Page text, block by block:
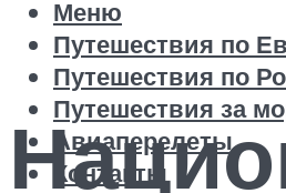
Путешествия по
Путешествия по
Путешествия за
Авиаперелеты
Контакты
Меню